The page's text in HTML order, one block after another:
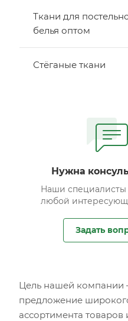
Ткани для
белья оптом
Стёганые ткани
Нужна
Наши специалисты
любой
Задать
Цель нашей
предложение
ассортимента товаров